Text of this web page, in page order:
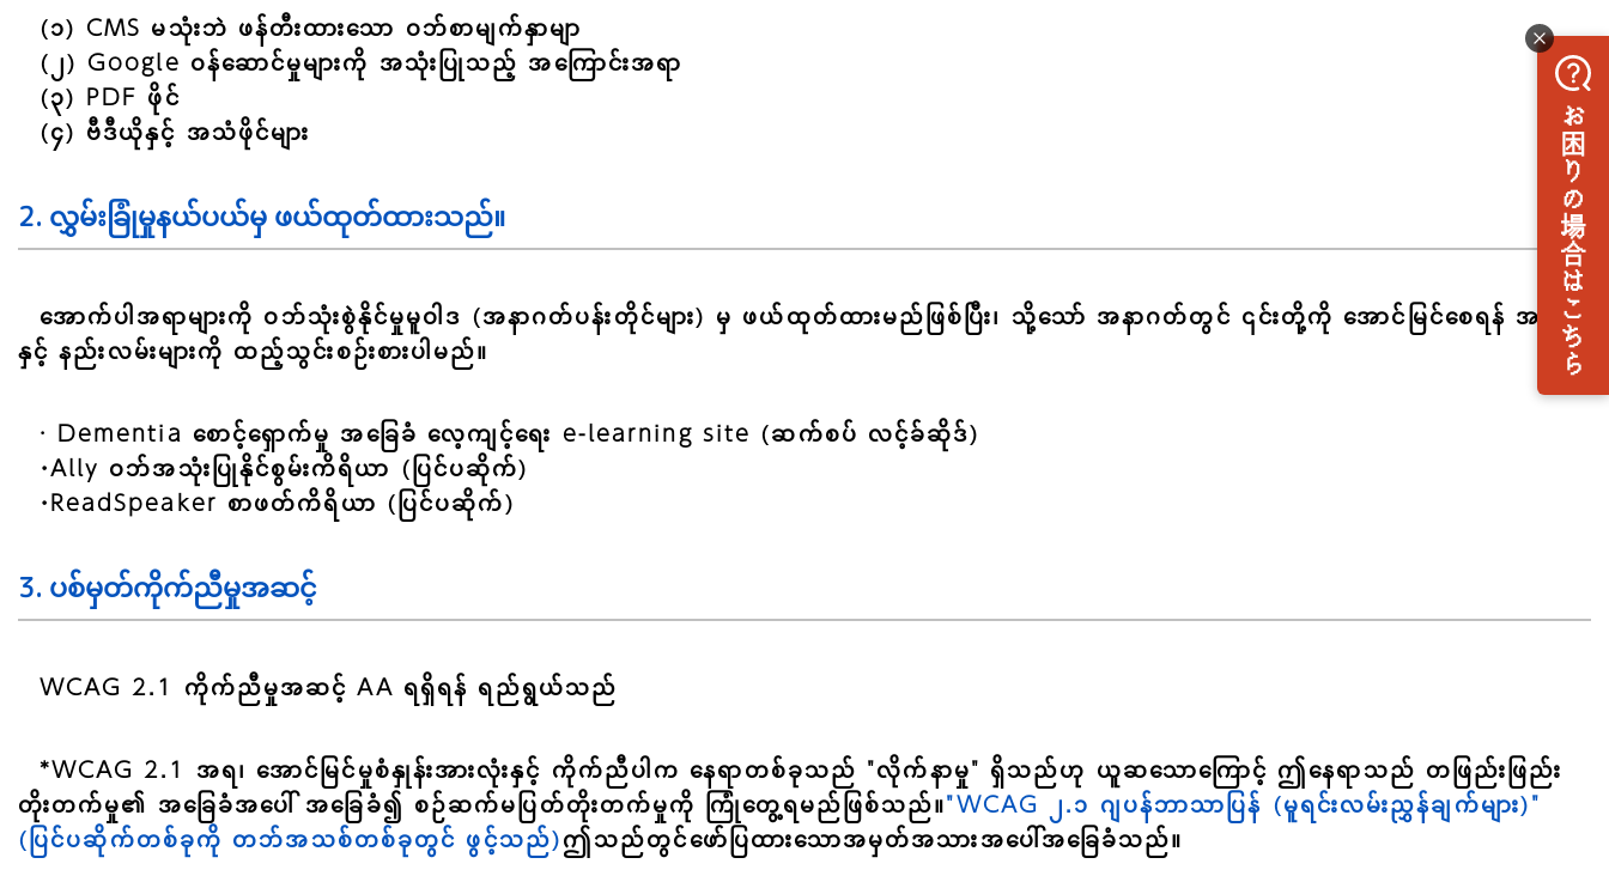
(၁) CMS မသုံးဘဲ ဖန်တီးထားသော ဝဘ်စာမျက်နှာမျာ
(၂) Google ဝန်ဆောင်မှုများကို အသုံးပြုသည့် အကြောင်းအရာ
(၃) PDF ဖိုင်
(၄) ဗီဒီယိုနှင့် အသံဖိုင်များ
2. လွှမ်းခြုံမှုနယ်ပယ်မှ ဖယ်ထုတ်ထားသည်။
အောက်ပါအရာများကို ဝဘ်သုံးစွဲနိုင်မှုမူဝါဒ (အနာဂတ်ပန်းတိုင်များ) မှ ဖယ်ထုတ်ထားမည်ဖြစ်ပြီး၊ သို့သော် အနာဂတ်တွင် ၎င်းတို့ကို အောင်မြင်စေရန် အချိန်
နှင့် နည်းလမ်းများကို ထည့်သွင်းစဉ်းစားပါမည်။
· Dementia စောင့်ရှောက်မှု အခြေခံ လေ့ကျင့်ရေး e-learning site (ဆက်စပ် လင့်ခ်ဆိုဒ်)
・Ally ဝဘ်အသုံးပြုနိုင်စွမ်းကိရိယာ (ပြင်ပဆိုက်)
・ReadSpeaker စာဖတ်ကိရိယာ (ပြင်ပဆိုက်)
3. ပစ်မှတ်ကိုက်ညီမှုအဆင့်
WCAG 2.1 ကိုက်ညီမှုအဆင့် AA ရရှိရန် ရည်ရွယ်သည်
*WCAG 2.1 အရ၊ အောင်မြင်မှုစံနှုန်းအားလုံးနှင့် ကိုက်ညီပါက နေရာတစ်ခုသည် "လိုက်နာမှု" ရှိသည်ဟု ယူဆသောကြောင့် ဤနေရာသည် တဖြည်းဖြည်း
တိုးတက်မှု၏ အခြေခံအပေါ် အခြေခံ၍ စဉ်ဆက်မပြတ်တိုးတက်မှုကို ကြုံတွေ့ရမည်ဖြစ်သည်။"WCAG ၂.၁ ဂျပန်ဘာသာပြန် (မူရင်းလမ်းညွှန်ချက်များ)"
(ပြင်ပဆိုက်တစ်ခုကို တဘ်အသစ်တစ်ခုတွင် ဖွင့်သည်)ဤသည်တွင်ဖော်ပြထားသောအမှတ်အသားအပေါ်အခြေခံသည်။